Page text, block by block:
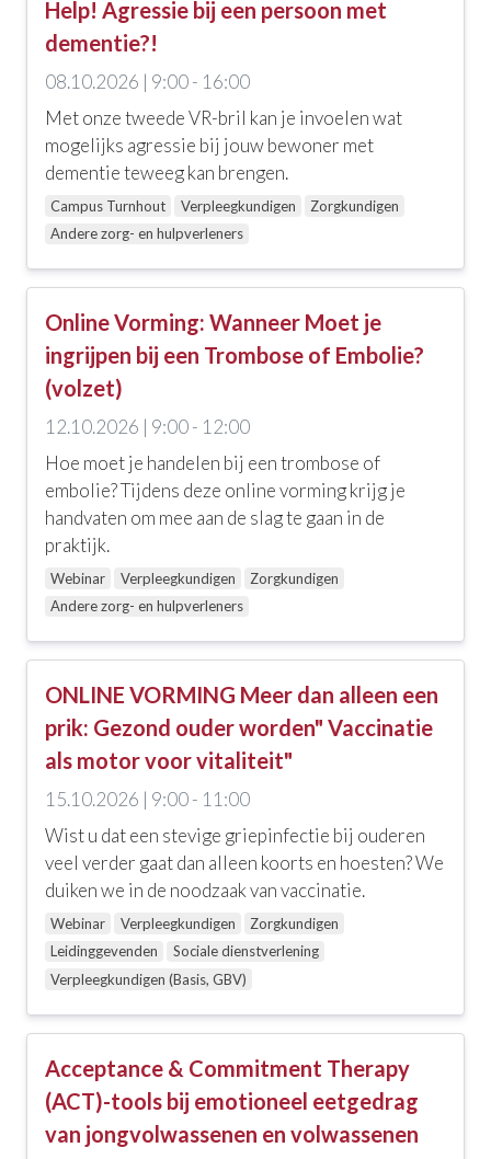
Help! Agressie bij een persoon met
dementie?!
08.10.2026 | 9:00 - 16:00
Met onze tweede VR-bril kan je invoelen wat
mogelijks agressie bij jouw bewoner met
dementie teweeg kan brengen.
Campus Turnhout Verpleegkundigen
Zorgkundigen
Andere zorg- en hulpverleners
Online Vorming: Wanneer Moet je
ingrijpen bij een Trombose of Embolie?
(volzet)
12.10.2026 | 9:00 - 12:00
Hoe moet je handelen bij een trombose of
embolie? Tijdens deze online vorming krijg je
handvaten om mee aan de slag te gaan in de
praktijk.
Webinar Verpleegkundigen
Zorgkundigen
Andere zorg- en hulpverleners
ONLINE VORMING Meer dan alleen een
prik: Gezond ouder worden" Vaccinatie
als motor voor vitaliteit"
15.10.2026 | 9:00 - 11:00
Wist u dat een stevige griepinfectie bij ouderen
veel verder gaat dan alleen koorts en hoesten? We
duiken we in de noodzaak van vaccinatie.
Webinar Verpleegkundigen
Zorgkundigen
Leidinggevenden
Sociale dienstverlening
Verpleegkundigen (Basis, GBV)
Acceptance & Commitment Therapy
(ACT)-tools bij emotioneel eetgedrag
van jongvolwassenen en volwassenen